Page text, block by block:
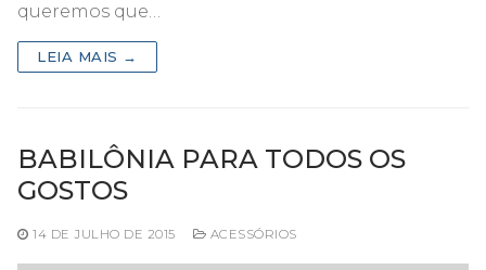
queremos que…
LEIA MAIS →
BABILÔNIA PARA TODOS OS
GOSTOS
14 DE JULHO DE 2015 ACESSÓRIOS